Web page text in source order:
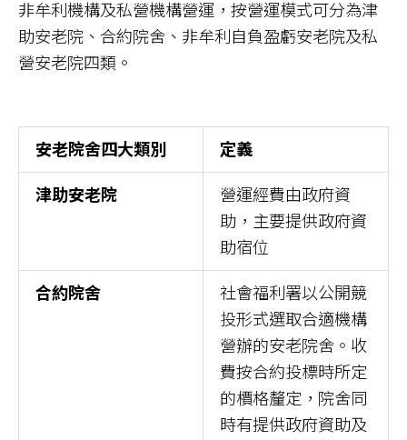
非牟利機構及私營機構營運，按營運模式可分為津
助安老院、合約院舍、非牟利自負盈虧安老院及私
營安老院四類。
安老院舍四大類別 定義
津助安老院
營運經費由政府資
助，主要提供政府資
助宿位
合約院舍
社會福利署以公開競
投形式選取合適機構
營辦的安老院舍。收
費按合約投標時所定
的檟格釐定，院舍同
時有提供政府資助及